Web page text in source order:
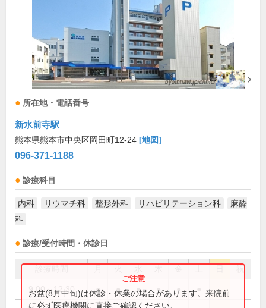
所在地・電話番号
新水前寺駅
熊本県熊本市中央区岡田町12-24 [地図]
096-371-1188
診療科目
内科 リウマチ科 整形外科 リハビリテーション科
麻酔
科
診療/受付時間・休診日
祝
9:00～12:30 ● ● ● ● ●
お盆(8月中旬)は休診・休業の場合があります。来院前
に必ず医療機関に直接ご確認ください。